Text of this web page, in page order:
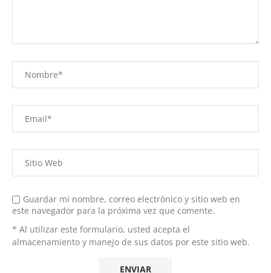
Guardar mi nombre, correo electrónico y sitio web en
este navegador para la próxima vez que comente.
* Al utilizar este formulario, usted acepta el
almacenamiento y manejo de sus datos por este sitio web.